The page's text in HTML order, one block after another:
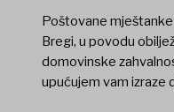
Poštovane
Bregi, u povodu
domovinske
upućujem vam izraze